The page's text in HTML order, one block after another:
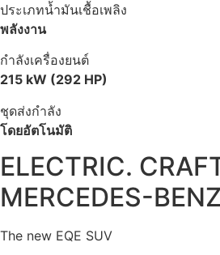
ประเภทน้ำมันเชื้อเพลิง
พลังงาน
กำลังเครื่องยนต์
215 kW (292 HP)
ชุดส่งกำลัง
โดยอัตโนมัติ
ELECTRIC.
MERCEDES-
The new EQE SUV